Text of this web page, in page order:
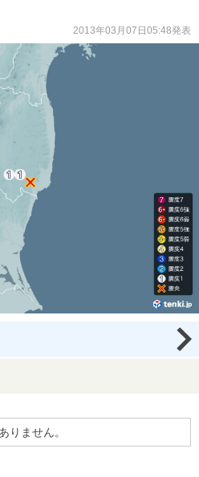
2013年03月07日05:48発表
りません。